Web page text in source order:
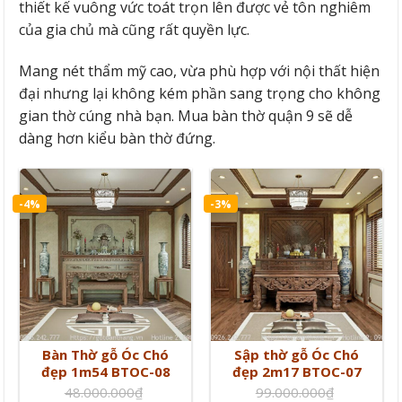
thiết kế vuông vức toát trọn lên được vẻ tôn nghiêm
của gia chủ mà cũng rất quyền lực.
Mang nét thẩm mỹ cao, vừa phù hợp với nội thất hiện
đại nhưng lại không kém phần sang trọng cho không
gian thờ cúng nhà bạn. Mua bàn thờ quận 9 sẽ dễ
dàng hơn kiểu bàn thờ đứng.
-4%
Bàn Thờ gỗ Óc Chó
đẹp 1m54 BTOC-08
48.000.000₫
-3%
Sập thờ gỗ Óc Chó
đẹp 2m17 BTOC-07
99.000.000₫